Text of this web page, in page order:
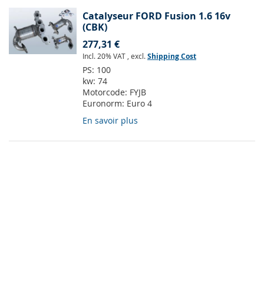
Catalyseur FORD Fusion 1.6 16v
(CBK)
277,31 €
Incl. 20% VAT , excl.Shipping Cost
PS: 100
kw: 74
Motorcode: FYJB
Euronorm: Euro 4
En savoir plus